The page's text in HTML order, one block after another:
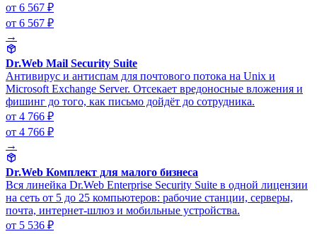
от 6 567 ₽
от 6 567 ₽
→
Dr.Web Mail Security Suite
Антивирус и антиспам для почтового потока на Unix и
Microsoft Exchange Server. Отсекает вредоносные вложения и
фишинг до того, как письмо дойдёт до сотрудника.
от 4 766 ₽
от 4 766 ₽
→
Dr.Web Комплект для малого бизнеса
Вся линейка Dr.Web Enterprise Security Suite в одной лицензии
на сеть от 5 до 25 компьютеров: рабочие станции, серверы,
почта, интернет-шлюз и мобильные устройства.
от 5 536 ₽